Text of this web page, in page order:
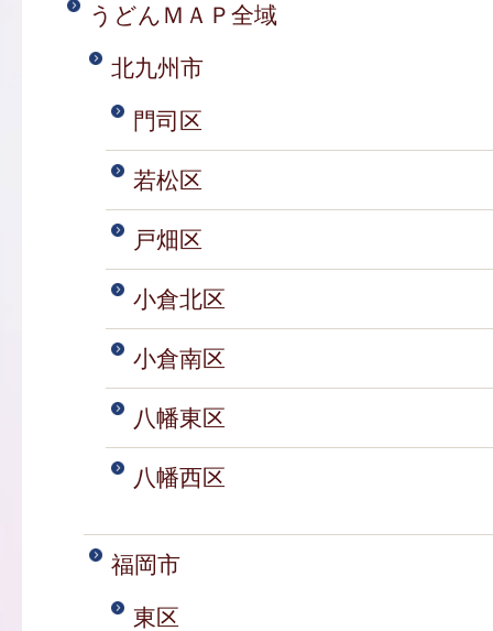
うどんＭＡＰ全域
北九州市
門司区
若松区
戸畑区
小倉北区
小倉南区
八幡東区
八幡西区
福岡市
東区